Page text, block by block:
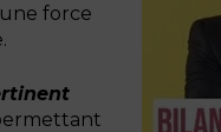
force